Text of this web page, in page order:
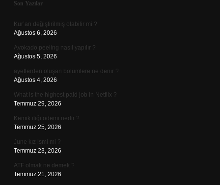
Sidebar
Son Yazılar
Kur’an değiştirilmiş olabilir mi ?
Ağustos 6, 2026
Avokado peeling nasıl yapılır ?
Ağustos 5, 2026
ayetlerden oluşan bölümlere ne denir ?
Ağustos 4, 2026
What is the highest paid job in Netflix ?
Temmuz 29, 2026
Kemik iliği ödemi nedir ?
Temmuz 25, 2026
June kız ismi mi ?
Temmuz 23, 2026
ATF olmak ne demek ?
Temmuz 21, 2026